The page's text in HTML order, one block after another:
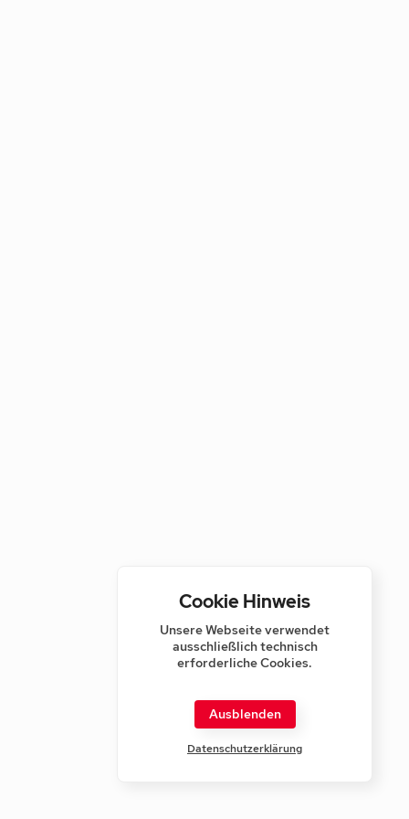
Cookie Hinweis
Unsere Webseite verwendet
ausschließlich technisch
erforderliche Cookies.
Ausblenden
Datenschutzerklärung